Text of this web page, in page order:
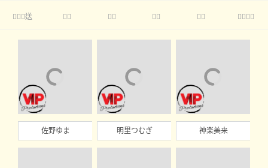
送     
佐野ゆま 明里つむぎ 神楽美来